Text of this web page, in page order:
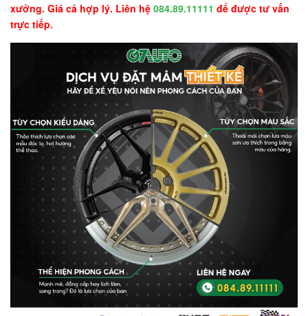
xưởng. Giá cả hợp lý. Liên hệ 084.89.11111 để được tư vấn
trực tiếp.